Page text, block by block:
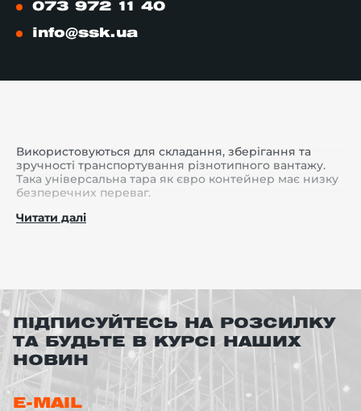
073 972 11 40
info@ssk.ua
Використовуються для складання, зберігання та
зручності транспортування різнотипного вантажу.
Така універсальна тара як євро контейнер має низку
безперечних переваг.
Довговічність. Євроконтейнери служать
Невелика вага. Вони мають легку вагу, але досить
міцні та здатні витримувати великі навантаження.
Зносостійкість. Дана конструкція здатна
витримувати інтенсивні навантаження при
транспортуванні вантажу, не боїться перепадів
температур, стійка до вологи та впливу УФ-
променів.
Читати далі
ПІДПИСУЙТЕСЬ НА РОЗСИЛКУ
ТА БУДЬТЕ В КУРСІ НАШИХ
НОВИН
E-MAIL